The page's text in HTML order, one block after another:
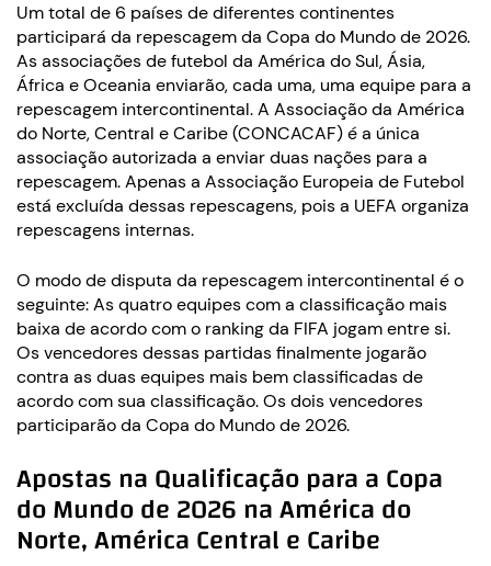
Um total de 6 países de diferentes continentes
participará da repescagem da Copa do Mundo de 2026.
As associações de futebol da América do Sul, Ásia,
África e Oceania enviarão, cada uma, uma equipe para a
repescagem intercontinental. A Associação da América
do Norte, Central e Caribe (CONCACAF) é a única
associação autorizada a enviar duas nações para a
repescagem. Apenas a Associação Europeia de Futebol
está excluída dessas repescagens, pois a UEFA organiza
repescagens internas.
O modo de disputa da repescagem intercontinental é o
seguinte: As quatro equipes com a classificação mais
baixa de acordo com o ranking da FIFA jogam entre si.
Os vencedores dessas partidas finalmente jogarão
contra as duas equipes mais bem classificadas de
acordo com sua classificação. Os dois vencedores
participarão da Copa do Mundo de 2026.
Apostas na Qualificação para a Copa
do Mundo de 2026 na América do
Norte, América Central e Caribe